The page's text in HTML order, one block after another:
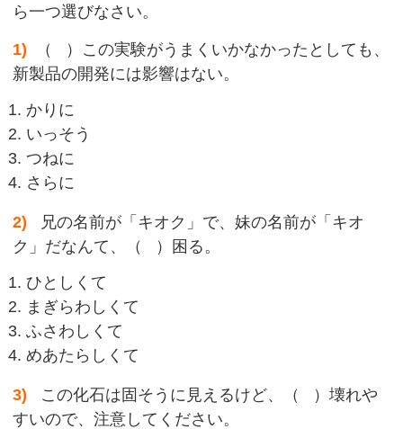
ら一つ選びなさい。
1) （ ）この実験がうまくいかなかったとしても、
新製品の開発には影響はない。
かりに
いっそう
つねに
さらに
2) 兄の名前が「キオク」で、妹の名前が「キオ
ク」だなんて、（ ）困る。
ひとしくて
まぎらわしくて
ふさわしくて
めあたらしくて
3) この化石は固そうに見えるけど、（ ）壊れや
すいので、注意してください。